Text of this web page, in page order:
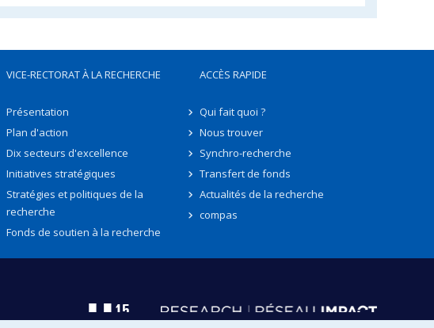
VICE-RECTORAT À LA RECHERCHE
Présentation
Plan d'action
Dix secteurs d'excellence
Initiatives stratégiques
Stratégies et politiques de la
recherche
Fonds de soutien à la recherche
ACCÈS RAPIDE
Qui fait quoi ?
Nous trouver
Synchro-recherche
Transfert de fonds
Actualités de la recherche
compas